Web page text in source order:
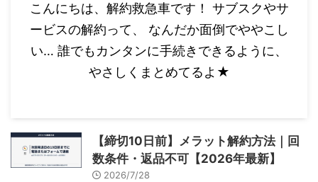
こんにちは、解約救急車です！ サブスクやサ
ービスの解約って、 なんだか面倒でややこし
い… 誰でもカンタンに手続きできるように、
やさしくまとめてるよ★
【締切10日前】メラット解約方法｜回
数条件・返品不可【2026年最新】
2026/7/28